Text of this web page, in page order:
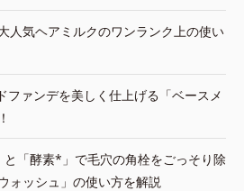
人気ヘアミルクのワンランク上の使い
ファンデを美しく仕上げる「ベースメ
と「酵素*」で毛穴の角栓をごっそり除
ォッシュ」の使い方を解説